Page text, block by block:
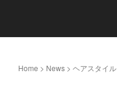
Home > News > ヘアスタイル